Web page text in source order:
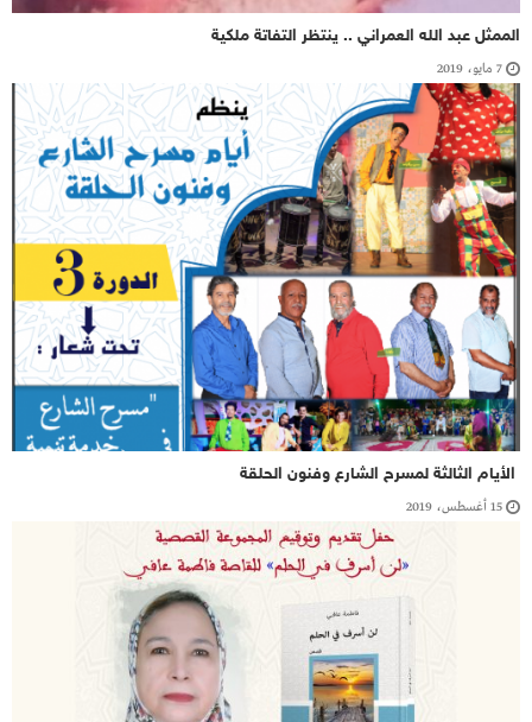
الممثل عبد الله العمراني .. ينتظر التفاتة ملكية
7 مايو، 2019
الأيام الثالثة لمسرح الشارع وفنون الحلقة
15 أغسطس، 2019